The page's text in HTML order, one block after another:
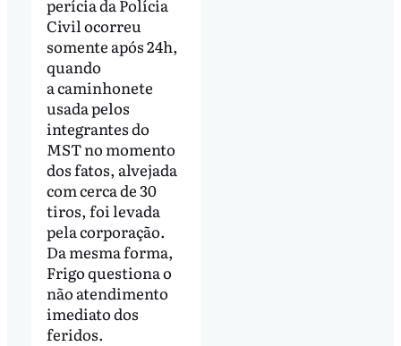
perícia da Polícia
Civil ocorreu
somente após 24h,
quando
a caminhonete
usada pelos
integrantes do
MST no momento
dos fatos, alvejada
com cerca de 30
tiros, foi levada
pela corporação.
Da mesma forma,
Frigo questiona o
não atendimento
imediato dos
feridos.